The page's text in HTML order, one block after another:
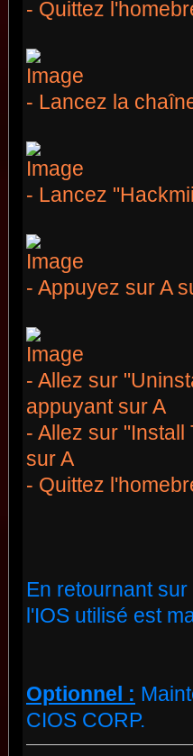
- Quittez
- Lancez la
- Lancez
- Appuyez sur A
- Allez sur
appuyant sur A
- Allez sur
sur A
- Quittez
En retournant
l'IOS utilisé est
Optionnel :
CIOS CORP.